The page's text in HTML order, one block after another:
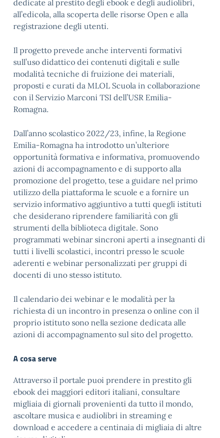
dedicate al prestito degli ebook e degli audiolibri,
all’edicola, alla scoperta delle risorse Open e alla
registrazione degli utenti.
Il progetto prevede anche interventi formativi
sull’uso didattico dei contenuti digitali e sulle
modalità tecniche di fruizione dei materiali,
proposti e curati da MLOL Scuola in collaborazione
con il Servizio Marconi TSI dell’USR Emilia-
Romagna.
Dall’anno scolastico 2022/23, infine, la Regione
Emilia-Romagna ha introdotto un’ulteriore
opportunità formativa e informativa, promuovendo
azioni di accompagnamento e di supporto alla
promozione del progetto, tese a guidare nel primo
utilizzo della piattaforma le scuole e a fornire un
servizio informativo aggiuntivo a tutti quegli istituti
che desiderano riprendere familiarità con gli
strumenti della biblioteca digitale. Sono
programmati webinar sincroni aperti a insegnanti di
tutti i livelli scolastici, incontri presso le scuole
aderenti e webinar personalizzati per gruppi di
docenti di uno stesso istituto.
Il calendario dei webinar e le modalità per la
richiesta di un incontro in presenza o online con il
proprio istituto sono nella sezione dedicata alle
azioni di accompagnamento sul sito del progetto.
A cosa serve
Attraverso il portale puoi prendere in prestito gli
ebook dei maggiori editori italiani, consultare
migliaia di giornali provenienti da tutto il mondo,
ascoltare musica e audiolibri in streaming e
download e accedere a centinaia di migliaia di altre